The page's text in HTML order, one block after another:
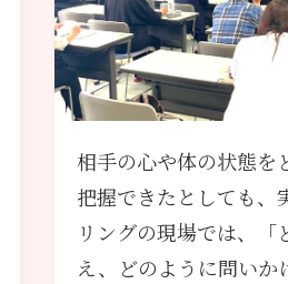
相手の心や体の状態を
把握できたとしても、
リングの現場では、「
え、どのように問いか